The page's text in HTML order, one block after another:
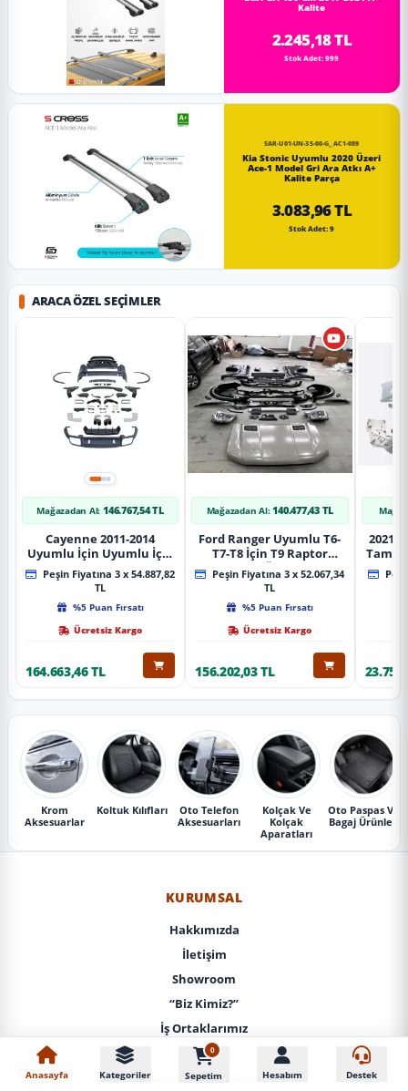
Kalite
2.245,18 TL
Stok Adet: 999
SAR-U01-UN-35-00-G_AC1-089
Kia Stonic Uyumlu 2020 Üzeri
Ace-1 Model Gri Ara Atkı A+
Kalite Parça
3.083,96 TL
Stok Adet: 9
ARACA ÖZEL SEÇIMLER
Mağazadan Al: 146.767,54 TL
Cayenne 2011-2014
Uyumlu İçin Uyumlu İçin
2019+ Bagaj Facelift
Parça
Peşin Fiyatına 3 x 54.887,82
TL
%5 Puan Fırsatı
Ücretsiz Kargo
164.663,46 TL
Mağazadan Al: 140.477,43 TL
Ford Ranger Uyumlu T6-
T7-T8 İçin T9 Raptor
Dönüşüm (Ön Arka Full)
Parça
Peşin Fiyatına 3 x 52.067,34
TL
%5 Puan Fırsatı
Ücretsiz Kargo
156.202,03 TL
2021+
Krom
Aksesuarlar
Koltuk Kılıfları
Oto Telefon
Aksesuarları
Kolçak Ve
Kolçak
Aparatları
Oto Paspas Ve
Bagaj Ürünleri
KURUMSAL
Hakkımızda
İletişim
Showroom
“Biz Kimiz?”
İş Ortaklarımız
KVKK / Gizlilik
Mesafeli Satış Sözleşmesi
Anasayfa Kategoriler
0
Sepetim Hesabım Destek